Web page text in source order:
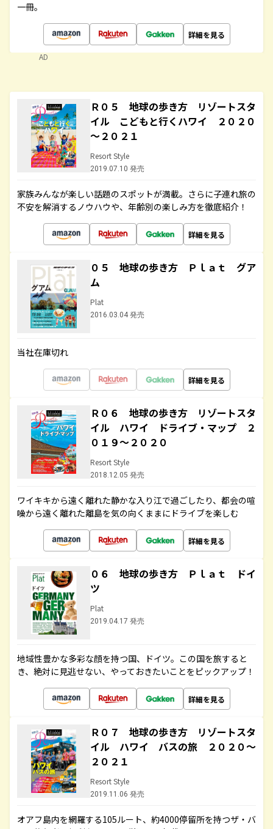
一冊。
詳細を見る
AD
Ｒ０５ 地球の歩き方 リゾートスタ
イル こどもと行くハワイ ２０２０
～２０２１
Resort Style
2019.07.10 発売
家族みんなが楽しい話題のスポットが満載。さらに子連れ旅の
不安を解消するノウハウや、年齢別の楽しみ方を徹底紹介！
詳細を見る
０５ 地球の歩き方 Ｐｌａｔ グア
ム
Plat
2016.03.04 発売
当社在庫切れ
詳細を見る
Ｒ０６ 地球の歩き方 リゾートスタ
イル ハワイ ドライブ・マップ ２
０１９～２０２０
Resort Style
2018.12.05 発売
ワイキキから遠く離れた静かな入り江で過ごしたり、都会の喧
噪から遠く離れた離島を気の向くままにドライブを楽しむ
詳細を見る
０６ 地球の歩き方 Ｐｌａｔ ドイ
ツ
Plat
2019.04.17 発売
地域性豊かな多彩な顔を持つ国、ドイツ。この国を旅すると
き、絶対に見逃せない、やっておきたいことをピックアップ！
詳細を見る
Ｒ０７ 地球の歩き方 リゾートスタ
イル ハワイ バスの旅 ２０２０～
２０２１
Resort Style
2019.11.06 発売
オアフ島内を網羅する105ルート、約4000停留所を持つザ・バ